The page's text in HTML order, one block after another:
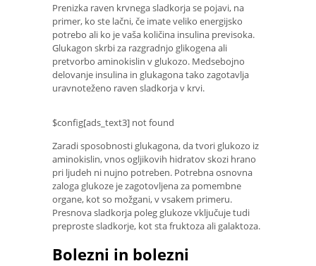
Prenizka raven krvnega sladkorja se pojavi, na
primer, ko ste lačni, če imate veliko energijsko
potrebo ali ko je vaša količina insulina previsoka.
Glukagon skrbi za razgradnjo glikogena ali
pretvorbo aminokislin v glukozo. Medsebojno
delovanje insulina in glukagona tako zagotavlja
uravnoteženo raven sladkorja v krvi.
$config[ads_text3] not found
Zaradi sposobnosti glukagona, da tvori glukozo iz
aminokislin, vnos ogljikovih hidratov skozi hrano
pri ljudeh ni nujno potreben. Potrebna osnovna
zaloga glukoze je zagotovljena za pomembne
organe, kot so možgani, v vsakem primeru.
Presnova sladkorja poleg glukoze vključuje tudi
preproste sladkorje, kot sta fruktoza ali galaktoza.
Bolezni in bolezni